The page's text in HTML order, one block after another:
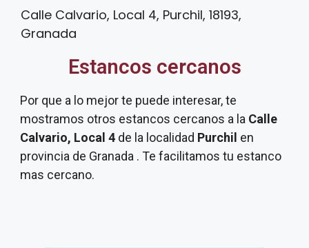
Calle Calvario, Local 4, Purchil, 18193,
Granada
Estancos cercanos
Por que a lo mejor te puede interesar, te
mostramos otros estancos cercanos a la Calle
Calvario, Local 4 de la localidad Purchil en
provincia de Granada . Te facilitamos tu estanco
mas cercano.